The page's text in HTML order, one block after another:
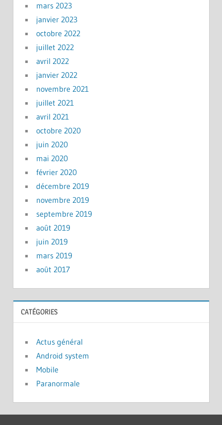
mars 2023
janvier 2023
octobre 2022
juillet 2022
avril 2022
janvier 2022
novembre 2021
juillet 2021
avril 2021
octobre 2020
juin 2020
mai 2020
février 2020
décembre 2019
novembre 2019
septembre 2019
août 2019
juin 2019
mars 2019
août 2017
CATÉGORIES
Actus général
Android system
Mobile
Paranormale